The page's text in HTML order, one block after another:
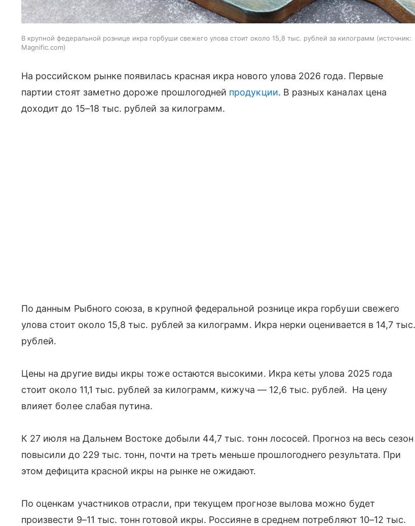
В крупной федеральной рознице икра горбуши свежего улова стоит около 15,8 тыс. рублей за килограмм
источник:
Magnific.com
На российском рынке появилась красная икра нового улова 2026 года. Первые
партии стоят заметно дороже прошлогодней продукции. В разных каналах цена
доходит до 15–18 тыс. рублей за килограмм.
По данным Рыбного союза, в крупной федеральной рознице икра горбуши свежего
улова стоит около 15,8 тыс. рублей за килограмм. Икра нерки оценивается в 14,7 тыс.
рублей.
Цены на другие виды икры тоже остаются высокими. Икра кеты улова 2025 года
стоит около 11,1 тыс. рублей за килограмм, кижуча — 12,6 тыс. рублей. На цену
влияет более слабая путина.
К 27 июля на Дальнем Востоке добыли 44,7 тыс. тонн лососей. Прогноз на весь сезон
повысили до 229 тыс. тонн, почти на треть меньше прошлогоднего результата. При
этом дефицита красной икры на рынке не ожидают.
По оценкам участников отрасли, при текущем прогнозе вылова можно будет
произвести 9–11 тыс. тонн готовой икры. Россияне в среднем потребляют 10–12 тыс.